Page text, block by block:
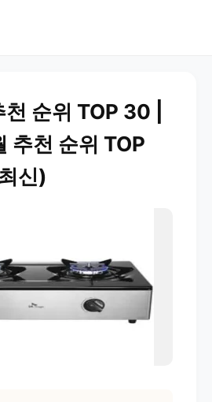
순위 TOP 30 |
추천 순위 TOP
신)